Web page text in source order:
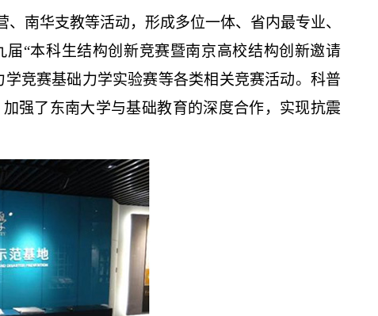
南华支教等活动，形成多位一体、省内最专业、
届“本科生结构创新竞赛暨南京高校结构创新邀请
竞赛基础力学实验赛等各类相关竞赛活动。科普
强了东南大学与基础教育的深度合作，实现抗震